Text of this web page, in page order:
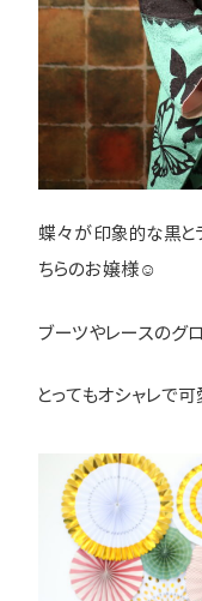
蝶々が印象的な黒と
ちらのお嬢様☺
ブーツやレースのグ
とってもオシャレで